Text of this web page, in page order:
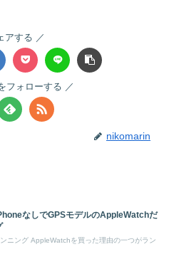
アする
フォローする
nikomarin
なしでGPSモデルのAppleWatchだ
ニング AppleWatchを買った理由の一つがラン